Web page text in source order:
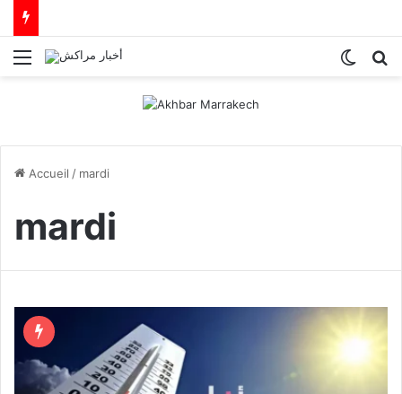
Menu
Accueil / mardi
mardi